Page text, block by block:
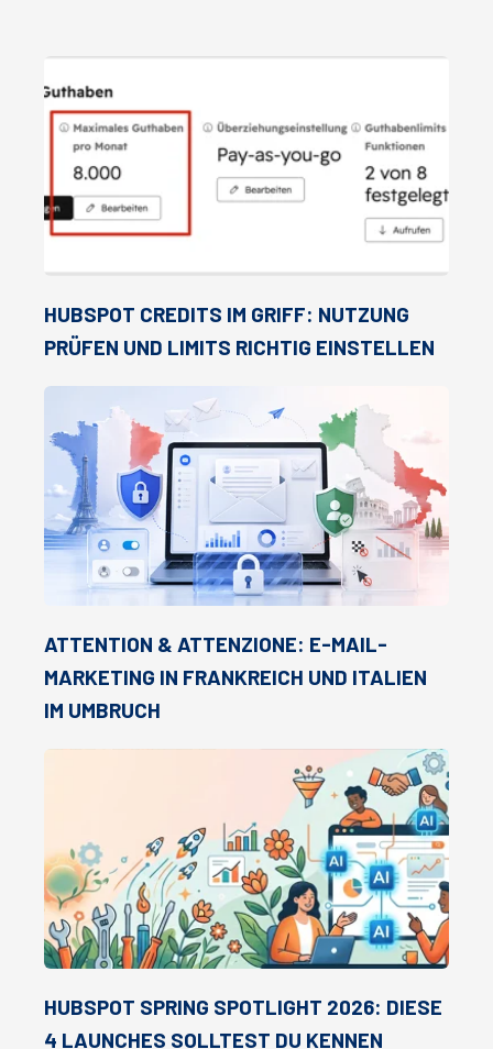
HUBSPOT CREDITS IM GRIFF: NUTZUNG
PRÜFEN UND LIMITS RICHTIG EINSTELLEN
ATTENTION & ATTENZIONE: E-MAIL-
MARKETING IN FRANKREICH UND ITALIEN
IM UMBRUCH
HUBSPOT SPRING SPOTLIGHT 2026: DIESE
4 LAUNCHES SOLLTEST DU KENNEN